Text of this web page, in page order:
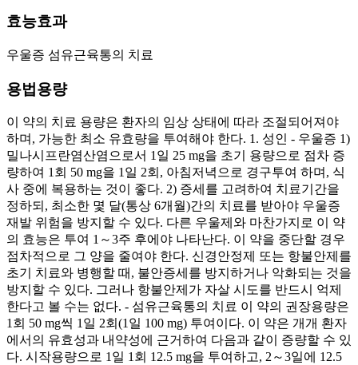
효능효과
우울증 섬유근육통의 치료
용법용량
이 약의 치료 용량은 환자의 임상 상태에 따라 조절되어져야
하며, 가능한 최소 유효량을 투여해야 한다. 1. 성인 - 우울증 1)
밀나시프란염산염으로서 1일 25 mg을 초기 용량으로 점차 증
량하여 1회 50 mg을 1일 2회, 아침저녁으로 경구투여 하며, 식
사 중에 복용하는 것이 좋다. 2) 증세를 고려하여 치료기간을
정하되, 최소한 몇 달(통상 6개월)간의 치료를 받아야 우울증
재발 위험을 방지할 수 있다. 다른 우울제와 마찬가지로 이 약
의 효능은 투여 1～3주 후에야 나타난다. 이 약을 중단할 경우
점차적으로 그 양을 줄여야 한다. 신경안정제 또는 항불안제를
초기 치료와 병행할 때, 불안증세를 방지하거나 악화되는 것을
방지할 수 있다. 그러나 항불안제가 자살 시도를 반드시 억제
한다고 볼 수는 없다. - 섬유근육통의 치료 이 약의 권장용량은
1회 50 mg씩 1일 2회(1일 100 mg) 투여이다. 이 약은 개개 환자
에서의 유효성과 내약성에 근거하여 다음과 같이 증량할 수 있
다. 시작용량으로 1일 1회 12.5 mg을 투여하고, 2～3일에 12.5